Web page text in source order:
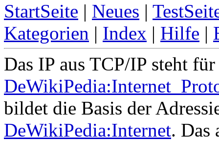
StartSeite | Neues |
Kategorien | Index | Hilfe |
Das IP aus TCP/IP steht
bildet die Basis der
DeWikiPedia:Internet. Das